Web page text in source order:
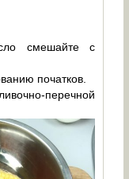
смешайте с
початков.
перечной